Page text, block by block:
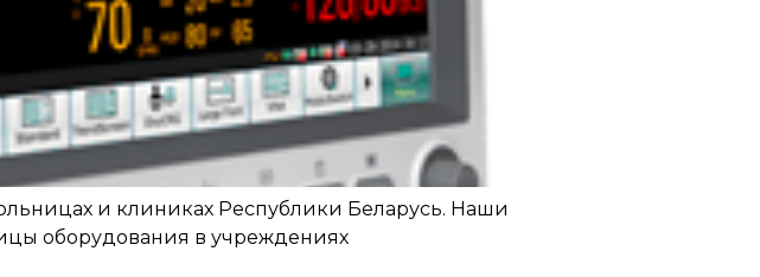
и клиниках Республики Беларусь. Наши
оборудования в учреждениях